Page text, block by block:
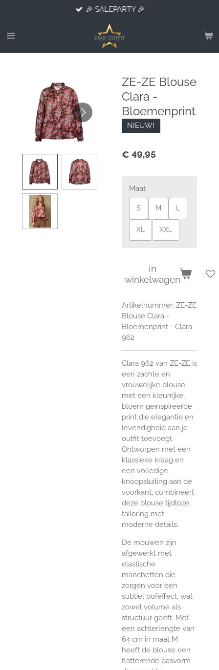
naar
hoofdinhoud
🎉 SALEPARTY 🎉
ZE-ZE Blouse
Clara -
Bloemenprint
NIEUW!
€ 49,95
Maat
S M
XL XXL
In
winkelwagen
Artikelnummer: ZE-ZE
Blouse Clara -
Bloemenprint - Clara
962
Clara 962 van ZE-ZE is
een zachte en
vrouwelijke blouse
met een kleurrijke,
bloem geïnspireerde
print die elegantie en
levendigheid aan je
outfit toevoegt.
Ontworpen met een
klassieke kraag en
een volledige
knoopsluiting aan de
voorkant, combineert
deze blouse tijdloze
tailoring met
moderne details.
De mouwen zijn
afgewerkt met
elastische
manchetten die
zorgen voor een
subtiel pofeffect, wat
zowel volume als
structuur geeft. Met
een achterlengte van
64 cm in maat M
heeft de blouse een
flatterende pasvorm